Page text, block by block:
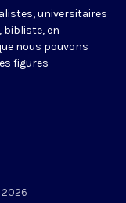
universitaires
bibliste, en
nous pouvons
figures